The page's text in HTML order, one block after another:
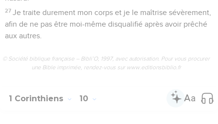
27 Je traite durement mon corps et je le maîtrise sévèrement,
afin de ne pas être moi-même disqualifié après avoir prêché
aux autres.
© Société biblique française – Bibli’O, 1997, avec autorisation. Pour vous procurer
une Bible imprimée, rendez-vous sur www.editionsbiblio.fr
1 Corinthiens 10